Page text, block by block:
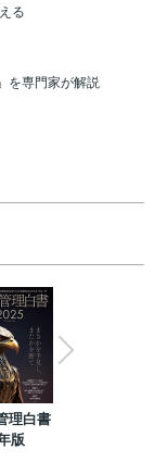
る
を専門家が解説
理白書
版